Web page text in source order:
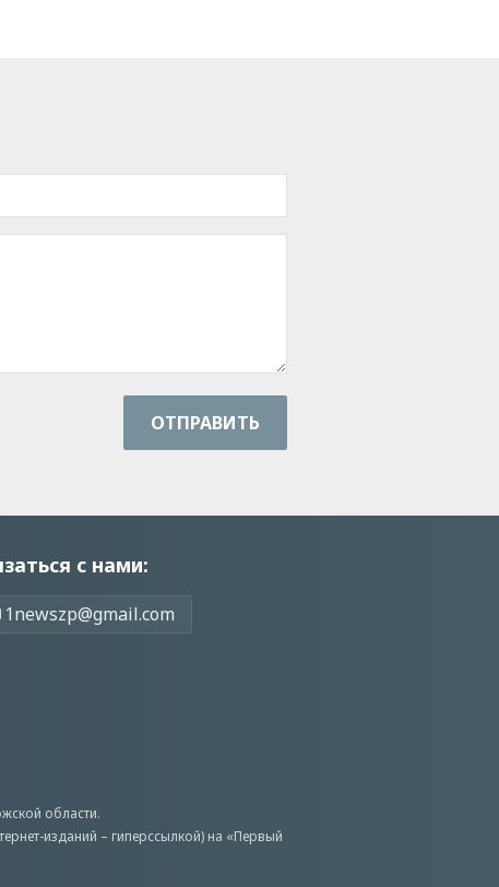
ОТПРАВИТЬ
с нами:
1newszp@gmail.com
области.
изданий – гиперссылкой) на «Первый